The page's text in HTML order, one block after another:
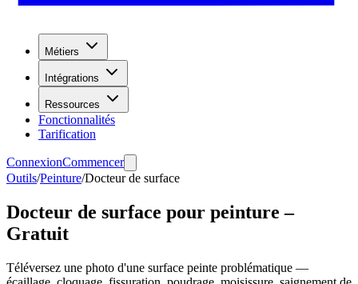
Métiers
Intégrations
Ressources
Fonctionnalités
Tarification
ConnexionCommencer
Outils/Peinture/Docteur de surface
Docteur de surface pour peinture –
Gratuit
Téléversez une photo d'une surface peinte problématique —